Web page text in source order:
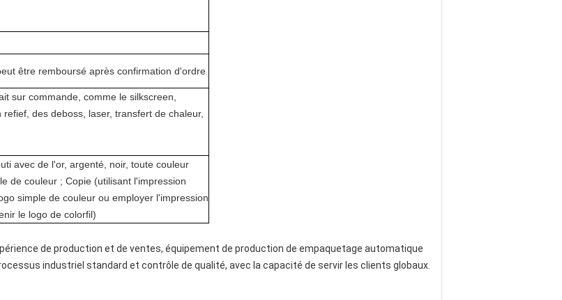
être remboursé après confirmation d'ordre
sur commande, comme le silkscreen,
des deboss, laser, transfert de chaleur,
avec de l'or, argenté, noir, toute couleur
de couleur ; Copie (utilisant l'impression
simple de couleur ou employer l'impression
le logo de colorfil)
de production et de ventes, équipement de production de empaquetage automatique
industriel standard et contrôle de qualité, avec la capacité de servir les clients globaux.